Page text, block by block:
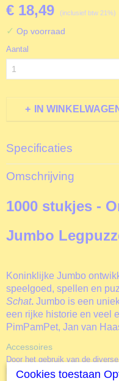
€ 18,49 (inclusief btw 21%)
✓ Op voorraad
Aantal
IN
Specificaties
Productcode
J18342
8710126183427
Jumbo
Omschrijving
1000 stukjes -
Jumbo
Koninklijke Jumbo
speelgoed, spellen en
Schat. Jumbo is een
een rijke historie en veel
PimPamPet, Jan van
Accessoires
Door het gebruik van de
leuker maken. Of je nu alleen
Cookies toestaan